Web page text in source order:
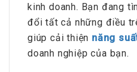
kinh doanh. Bạn đang
đổi tất cả những điều
giúp cải thiện năng
doanh nghiệp của bạn.